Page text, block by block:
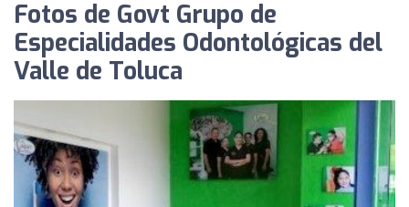
Fotos de Govt Grupo de
Especialidades Odontológicas del
Valle de Toluca